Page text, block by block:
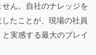
ん。自社のナレッジを
たことが、現場の社員
実感する最大のブレイ